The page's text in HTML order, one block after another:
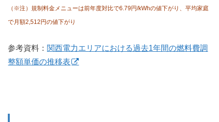
（※注）規制料金メニューは前年度対比で6.79円/kWhの値下がり、平均家庭
で月額2,512円の値下がり
参考資料：関西電力エリアにおける過去1年間の燃料費調
整額単価の推移表